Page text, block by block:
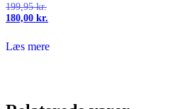
199,95kr.Den
oprindelige
199,95 kr..
180,00 kr.
er:
Læs mere